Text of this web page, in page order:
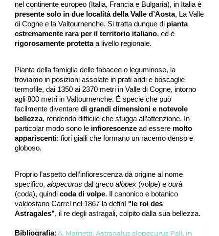
presente solo in due località della Valle d’Aosta, La Valle
di Cogne e la Valtournenche. Si tratta dunque di pianta
estremamente rara per il territorio italiano
rigorosamente protetta a livello regionale.
Pianta della famiglia delle fabacee o leguminose, la
troviamo in posizioni assolate in prati aridi e boscaglie
termofile, dai 1350 ai 2370 metri in Valle di Cogne, intorno
agli 800 metri in Valtournenche. È specie che può
facilmente diventare di grandi dimensioni e notevole
bellezza, rendendo difficile che sfugga all’attenzione. In
particolar modo sono le infiorescenze ad essere molto
appariscenti: fiori gialli che formano un racemo denso e
globoso.
Proprio l’aspetto dell’infiorescenza dà origine al nome
specifico, alopecurus dal greco alòpex (volpe) e ourà
(coda), quindi coda di volpe. Il canonico e botanico
valdostano Carrel nel 1867 la definì "le roi des
Astragales", il re degli astragali, colpito dalla sua bellezza.
Bibliografia: A. Mainetti. Astragalus alopecurus Pall. in